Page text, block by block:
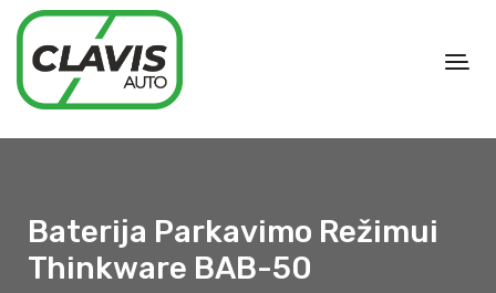
Baterija Parkavimo Režimui
Thinkware BAB-50